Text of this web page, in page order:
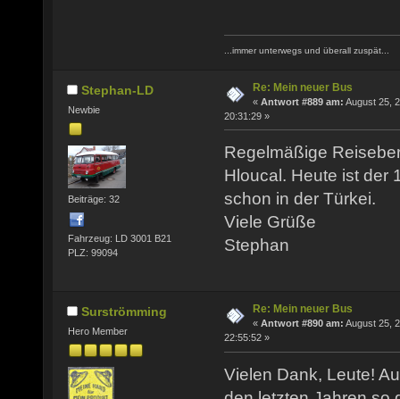
...immer unterwegs und überall zuspät...
Stephan-LD
Newbie
Beiträge: 32
Fahrzeug: LD 3001 B21
PLZ: 99094
Re: Mein neuer Bus
« Antwort #889 am: August 25,
20:31:29 »
Regelmäßige
Hloucal. Heute ist der
schon in der Türkei.
Viele Grüße
Stephan
Surströmming
Hero Member
Re: Mein neuer Bus
« Antwort #890 am: August 25,
22:55:52 »
Vielen Dank, Leute!